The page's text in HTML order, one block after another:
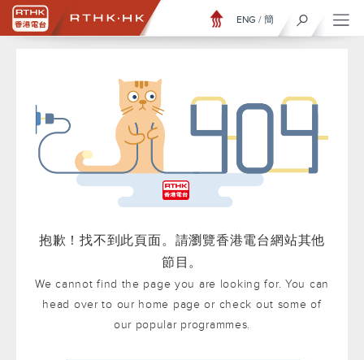
ENG / 簡
抱歉！找不到此頁面。請瀏覽香港電台網站其他
節目。
We cannot find the page you are looking for. You can
head over to our home page or check out some of
our popular programmes.